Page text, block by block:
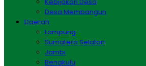
Desa Membangun
Daerah
Lampung
Sumatera Selatan
Jambi
Bengkulu